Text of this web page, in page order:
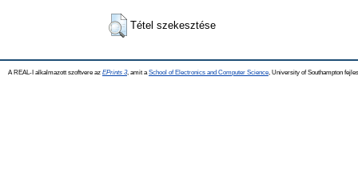
Tétel szekesztése
A REAL-I alkalmazott szoftvere az EPrints 3, amit a School of Electronics and Computer Science , University of Southampton